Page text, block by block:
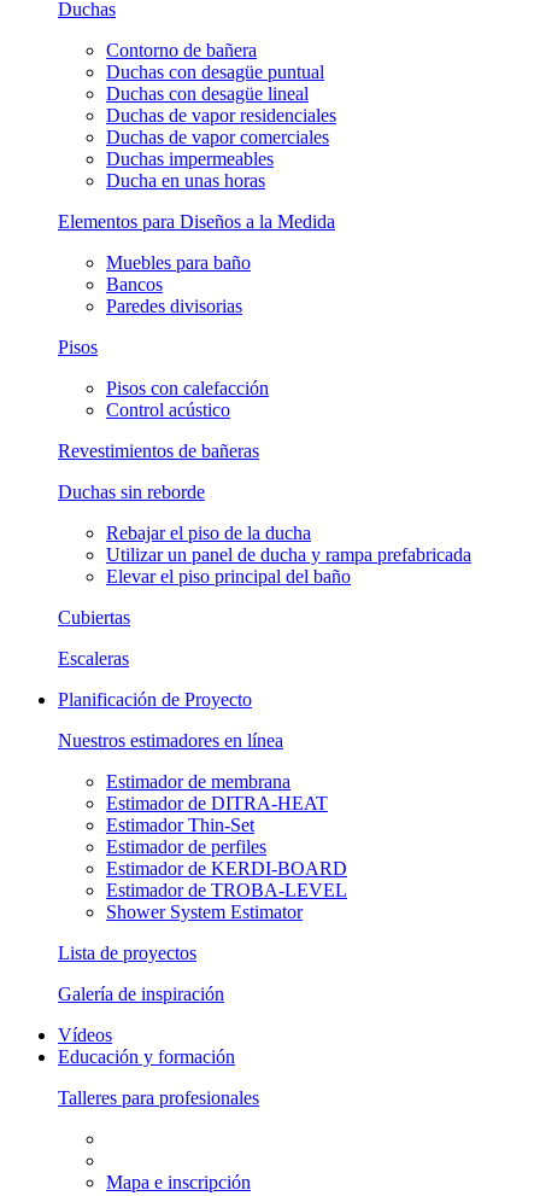
Duchas
Contorno de bañera
Duchas con desagüe puntual
Duchas con desagüe lineal
Duchas de vapor residenciales
Duchas de vapor comerciales
Duchas impermeables
Ducha en unas horas
Elementos para Diseños a la Medida
Muebles para baño
Bancos
Paredes divisorias
Pisos
Pisos con calefacción
Control acústico
Revestimientos de bañeras
Duchas sin reborde
Rebajar el piso de la ducha
Utilizar un panel de ducha y rampa prefabricada
Elevar el piso principal del baño
Cubiertas
Escaleras
Planificación de Proyecto
Nuestros estimadores en línea
Estimador de membrana
Estimador de DITRA-HEAT
Estimador Thin-Set
Estimador de perfiles
Estimador de KERDI-BOARD
Estimador de TROBA-LEVEL
Shower System Estimator
Lista de proyectos
Galería de inspiración
Vídeos
Educación y formación
Talleres para profesionales
Mapa e inscripción